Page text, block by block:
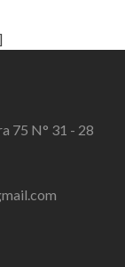
75 N° 31 - 28